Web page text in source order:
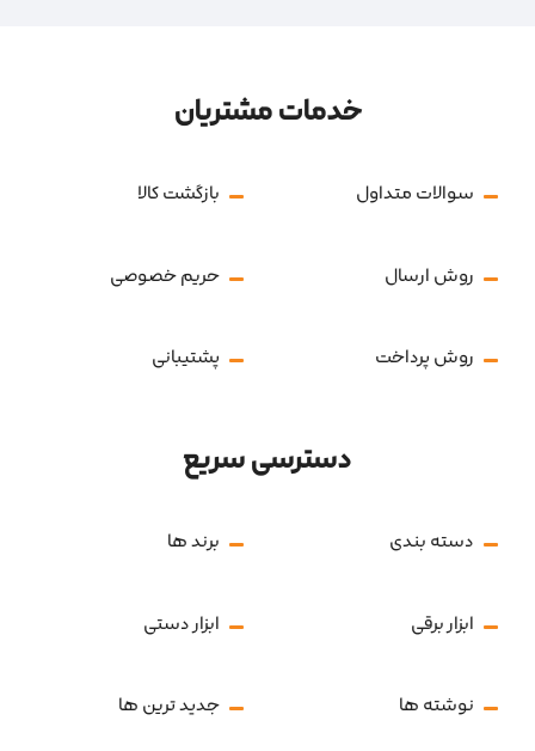
خدمات مشتریان
سوالات متداول بازگشت کالا
روش ارسال حریم خصوصی
روش پرداخت پشتیبانی
دسترسی سریع
دسته بندی برند ها
ابزار برقی ابزار دستی
نوشته ها جدید ترین ها